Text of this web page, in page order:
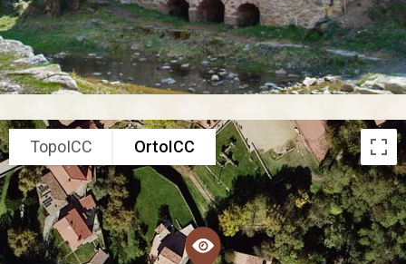
TopoICC OrtoICC